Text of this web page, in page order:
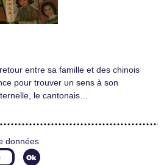
entre sa famille et des chinois
pour trouver un sens à son
le cantonais…
données